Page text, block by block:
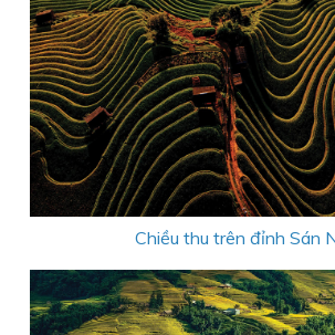
Chiều thu trên đỉnh Sán